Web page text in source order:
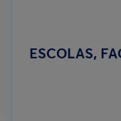
ESCOLAS,